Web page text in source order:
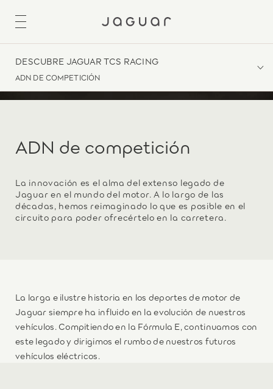
DESCUBRE JAGUAR TCS RACING
ADN DE COMPETICIÓN
ADN de competición
La innovación es el alma del extenso legado de
Jaguar en el mundo del motor. A lo largo de las
décadas, hemos reimaginado lo que es posible en el
circuito para poder ofrecértelo en la carretera.
La larga e ilustre historia en los deportes de motor de
Jaguar siempre ha influido en la evolución de nuestros
vehículos. Compitiendo en la Fórmula E, continuamos con
este legado y dirigimos el rumbo de nuestros futuros
vehículos eléctricos.